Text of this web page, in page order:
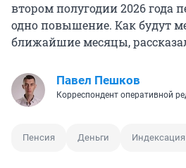
втором полугодии 2026 года
одно повышение. Как будут
ближайшие месяцы,
Павел Пешков
Корреспондент оперативной
Пенсия Деньги Индексация